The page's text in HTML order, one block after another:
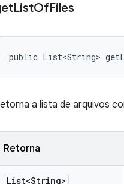
ListOfFiles
public List<String>
a lista de arquivos
Retorna
List<String>